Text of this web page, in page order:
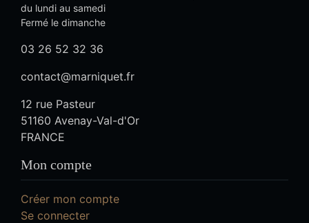
du lundi au samedi
Fermé le dimanche
03 26 52 32 36
contact@marniquet.fr
12 rue Pasteur
51160 Avenay-Val-d'Or
FRANCE
Mon compte
Créer mon compte
Se connecter